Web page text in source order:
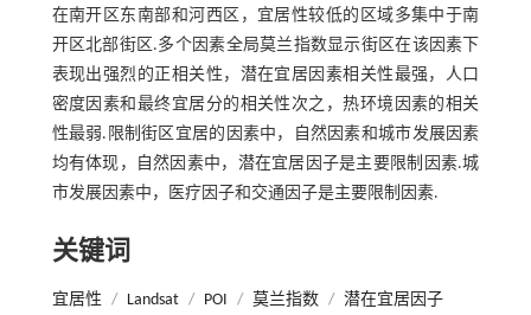
在南开区东南部和河西区，宜居性较低的区域多集中于南
开区北部街区.多个因素全局莫兰指数显示街区在该因素下
表现出强烈的正相关性，潜在宜居因素相关性最强，人口
密度因素和最终宜居分的相关性次之，热环境因素的相关
性最弱.限制街区宜居的因素中，自然因素和城市发展因素
均有体现，自然因素中，潜在宜居因子是主要限制因素.城
市发展因素中，医疗因子和交通因子是主要限制因素.
关键词
宜居性 / Landsat / POI / 莫兰指数 / 潜在宜居因子